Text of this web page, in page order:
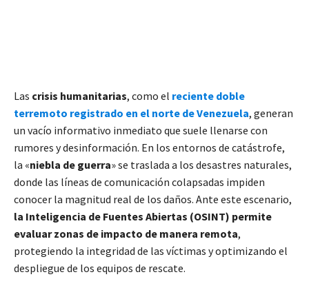
Las crisis humanitarias, como el reciente doble
terremoto registrado en el norte de Venezuela, generan
un vacío informativo inmediato que suele llenarse con
rumores y desinformación. En los entornos de catástrofe,
la «niebla de guerra» se traslada a los desastres naturales,
donde las líneas de comunicación colapsadas impiden
conocer la magnitud real de los daños. Ante este escenario,
la Inteligencia de Fuentes Abiertas (OSINT) permite
evaluar zonas de impacto de manera remota,
protegiendo la integridad de las víctimas y optimizando el
despliegue de los equipos de rescate.